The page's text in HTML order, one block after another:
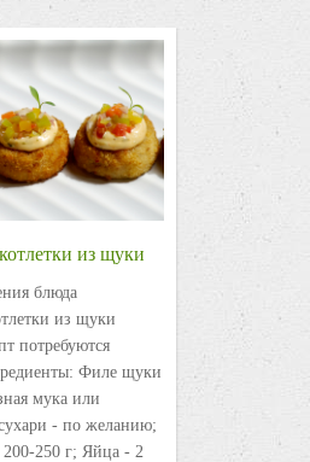
из щуки
блюда
из щуки
потребуются
Филе щуки
мука или
- по желанию;
250 г; Яйца - 2